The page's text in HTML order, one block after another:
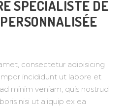
SPÉCIALISTE DE
consectetur adipisicing
incididunt ut labore et
minim veniam, quis nostrud
nisi ut aliquip ex ea